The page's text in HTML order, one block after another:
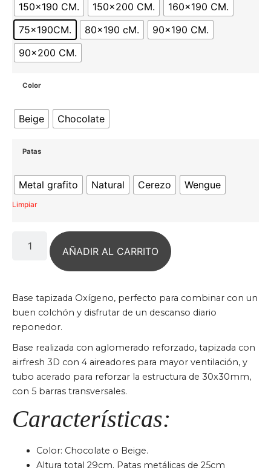
150x190 CM.
150x200 CM.
160x190 CM.
75x190CM.
80x190 cM.
90x190 CM.
90x200 CM.
Color
Beige Chocolate
Patas
Metal grafito Natural Cerezo Wengue
Limpiar
AÑADIR AL CARRITO
Base tapizada Oxígeno, perfecto para combinar con un
buen colchón y disfrutar de un descanso diario
reponedor.
Base realizada con aglomerado reforzado, tapizada con
airfresh 3D con 4 aireadores para mayor ventilación, y
tubo acerado para reforzar la estructura de 30x30mm,
con 5 barras transversales.
Características:
Color: Chocolate o Beige.
Altura total 29cm. Patas metálicas de 25cm